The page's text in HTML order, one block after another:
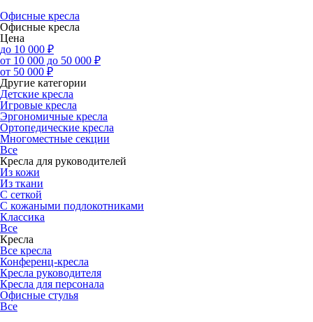
Офисные кресла
Офисные кресла
Цена
до 10 000 ₽
от 10 000 до 50 000 ₽
от 50 000 ₽
Другие категории
Детские кресла
Игровые кресла
Эргономичные кресла
Ортопедические кресла
Многоместные секции
Все
Кресла для руководителей
Из кожи
Из ткани
С сеткой
С кожаными подлокотниками
Классика
Все
Кресла
Все кресла
Конференц-кресла
Кресла руководителя
Кресла для персонала
Офисные стулья
Все